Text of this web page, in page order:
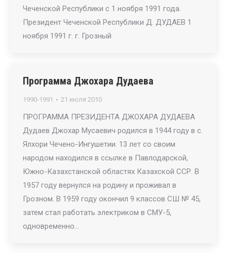
Чеченской Республики с 1 ноября 1991 года.
Президент Чеченской Республики Д. ДУДАЕВ 1
ноября 1991 г. г. Грозный
Программа Джохара Дудаева
1990-1991 21 июля 2010
ПРОГРАММА ПРЕЗИДЕНТА ДЖОХАРА ДУДАЕВА
Дудаев Джохар Мусаевич родился в 1944 году в с.
Ялхори Чечено-Ингушетии. 13 лет со своим
народом находился в ссылке в Павлодарской,
Южно-Казахстанской областях Казахской ССР. В
1957 году вернулся на родину и проживал в
Грозном. В 1959 году окончил 9 классов СШ № 45,
затем стал работать электриком в СМУ-5,
одновременно…